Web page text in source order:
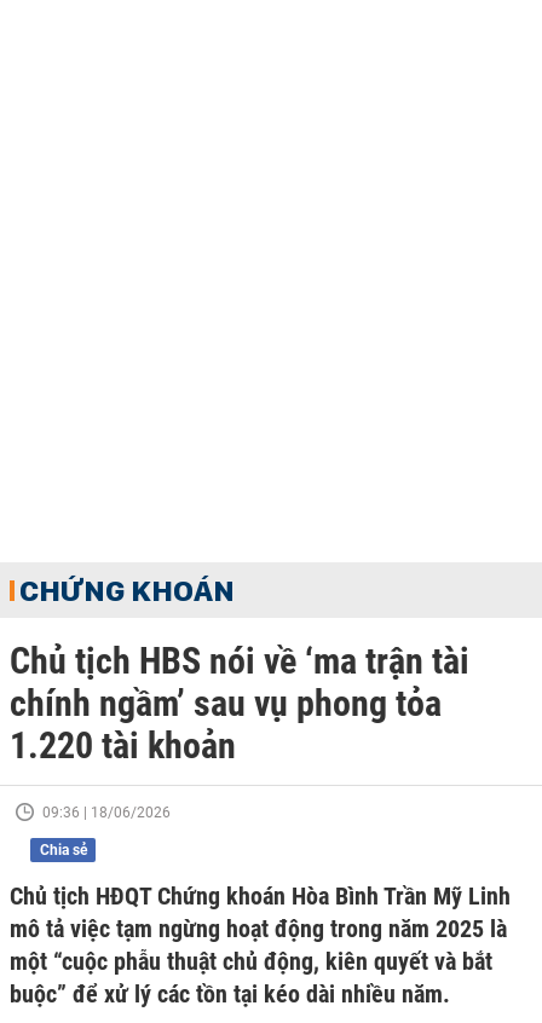
CHỨNG KHOÁN
Chủ tịch HBS nói về ‘ma trận tài
chính ngầm’ sau vụ phong tỏa
1.220 tài khoản
09:36 | 18/06/2026
Chia sẻ
Chủ tịch HĐQT Chứng khoán Hòa Bình Trần Mỹ Linh
mô tả việc tạm ngừng hoạt động trong năm 2025 là
một “cuộc phẫu thuật chủ động, kiên quyết và bắt
buộc” để xử lý các tồn tại kéo dài nhiều năm.